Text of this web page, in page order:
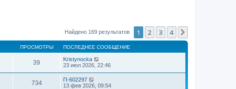
Найдено 169 результатов 1 2 3 4
ПРОСМОТРЫ ПОСЛЕДНЕЕ СООБЩЕНИЕ
39
Kristynocka
23 июл 2026, 22:46
734
П-602297
13 фев 2026, 09:54